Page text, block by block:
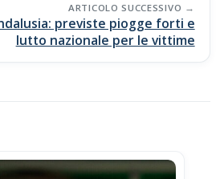
ARTICOLO SUCCESSIVO
previste piogge forti e
lutto nazionale per le vittime